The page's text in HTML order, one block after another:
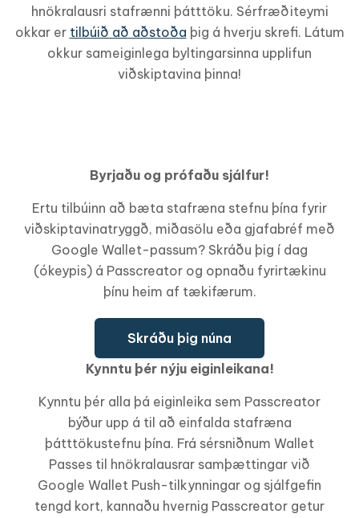
hnökralausri stafrænni þátttöku. Sérfræðiteymi
okkar er tilbúið að aðstoða þig á hverju skrefi. Látum
okkur sameiginlega byltingarsinna upplifun
viðskiptavina þinna!
Byrjaðu og prófaðu sjálfur!
Ertu tilbúinn að bæta stafræna stefnu þína fyrir
viðskiptavina­tryggð, miða­sölu eða gjafabréf með
Google Wallet-passum? Skráðu þig í dag
(ókeypis) á Passcreator og opnaðu fyrirtækinu
þínu heim af tækifærum.
Skráðu þig núna
Kynntu þér nýju eiginleikana!
Kynntu þér alla þá eiginleika sem Passcreator
býður upp á til að einfalda stafræna
þátttökustefnu þína. Frá sérsniðnum Wallet
Passes til hnökralausrar samþættingar við
Google Wallet Push-tilkynningar og sjálfgefin
tengd kort, kannaðu hvernig Passcreator getur